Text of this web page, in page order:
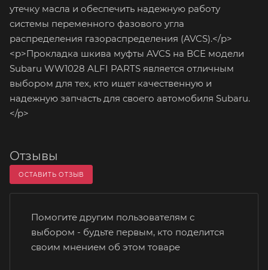
утечку масла и обеспечить надежную работу
системы переменного фазового угла
распределения газораспределения (AVCS).</p>
<p>Прокладка шкива муфты AVCS на ВСЕ модели
Subaru WW1028 ALFI PARTS является отличным
выбором для тех, кто ищет качественную и
надежную запчасть для своего автомобиля Subaru.
</p>
Отзывы
ОСТАВИТЬ ОТЗЫВ
Помогите другим пользователям с
выбором - будьте первым, кто поделится
своим мнением об этом товаре